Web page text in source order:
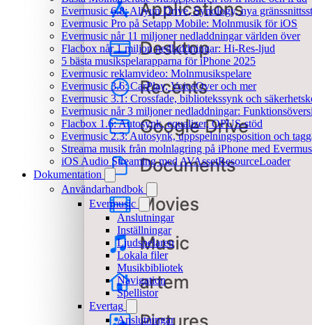
Evermusic 6.8: Aliyun Drive, Synology, nya
Evermusic Pro på Setapp Mobile: Molnmusik för iOS
Evermusic når 11 miljoner nedladdningar världen över
Flacbox når 1 miljon nedladdningar: Hi-Res-ljud
5 bästa musikspelarapparna för iPhone 2025
Evermusic reklamvideo: Molnmusikspelare
Evermusic 3.6: CarPlay, VoiceOver och mer
Evermusic 3.1: Crossfade, bibliotekssynk och
Evermusic når 3 miljoner nedladdningar:
Flacbox 1.6: Autosynk, equalizer, OPUS-stöd
Evermusic 2.3: Autosynk, uppspelningsposition och
Streama musik från molnlagring på iPhone med
iOS Audio Streaming med AVAssetResourceLoader
Dokumentation
Användarhandbok
Evermusic
Anslutningar
Inställningar
Ljudspelaren
Lokala filer
Musikbibliotek
Navigation
Spellistor
Evertag
Anslutningar